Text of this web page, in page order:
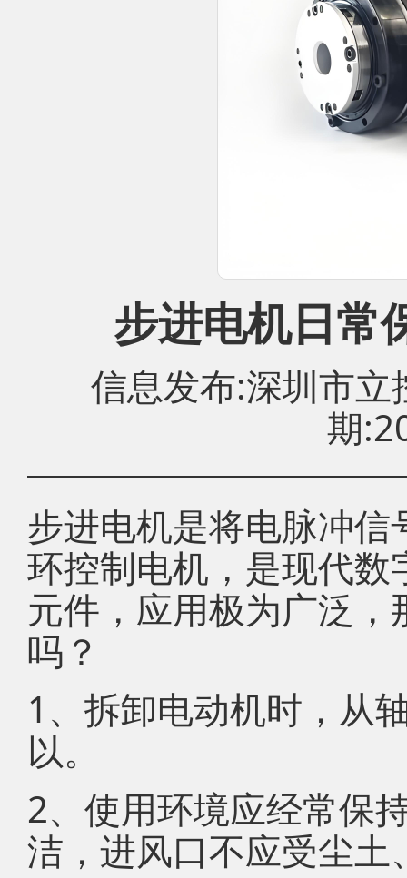
步进电机日常
信息发布:深圳市
期
步进电机是将电脉冲
环控制电机，是现代
元件，应用极为广泛
吗？
1、拆卸电动机时，从
以。
2、使用环境应经常保
洁，进风口不应受尘土